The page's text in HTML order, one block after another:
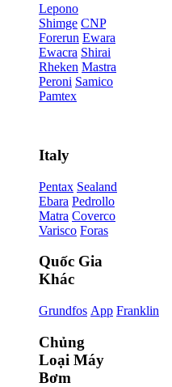
Lepono
Shimge CNP
Forerun Ewara
Ewacra Shirai
Rheken Mastra
Peroni Samico
Pamtex
Italy
Pentax Sealand
Ebara Pedrollo
Matra Coverco
Varisco Foras
Quốc Gia
Khác
Grundfos App Franklin
Chủng
Loại Máy
Bơm